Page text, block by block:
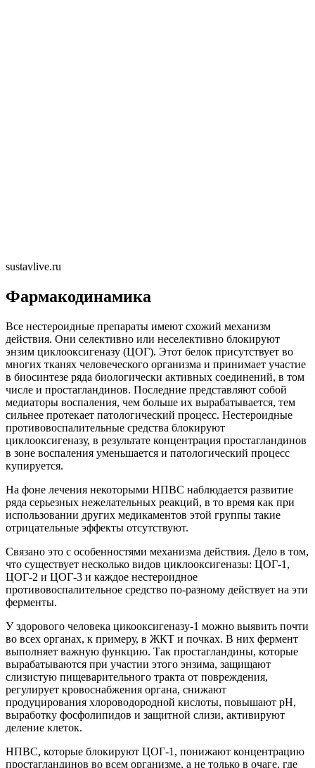
sustavlive.ru
Фармакодинамика
Все нестероидные препараты имеют схожий механизм
действия. Они селективно или неселективно блокируют
энзим циклооксигеназу (ЦОГ). Этот белок присутствует во
многих тканях человеческого организма и принимает участие
в биосинтезе ряда биологически активных соединений, в том
числе и простагландинов. Последние представляют собой
медиаторы воспаления, чем больше их вырабатывается, тем
сильнее протекает патологический процесс. Нестероидные
противовоспалительные средства блокируют
циклооксигеназу, в результате концентрация простагландинов
в зоне воспаления уменьшается и патологический процесс
купируется.
На фоне лечения некоторыми НПВС наблюдается развитие
ряда серьезных нежелательных реакций, в то время как при
использовании других медикаментов этой группы такие
отрицательные эффекты отсутствуют.
Связано это с особенностями механизма действия. Дело в том,
что существует несколько видов циклооксигеназы: ЦОГ-1,
ЦОГ-2 и ЦОГ-3 и каждое нестероидное
противовоспалительное средство по-разному действует на эти
ферменты.
У здорового человека цикооксигеназу-1 можно выявить почти
во всех органах, к примеру, в ЖКТ и почках. В них фермент
выполняет важную функцию. Так простагландины, которые
вырабатываются при участии этого энзима, защищают
слизистую пищеварительного тракта от повреждения,
регулирует кровоснабжения органа, снижают
продуцирования хлороводородной кислоты, повышают рН,
выработку фосфолипидов и защитной слизи, активируют
деление клеток.
НПВС, которые блокируют ЦОГ-1, понижают концентрацию
простагландинов во всем организме, а не только в очаге, где